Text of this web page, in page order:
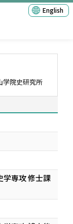
English
学院史研究所
学専攻 修士課